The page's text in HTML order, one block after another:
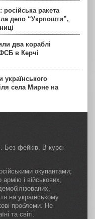
ракета
депо “Укрпошти”,
два кораблі
в Керчі
українського
села Мирне на
Без фейків. В курсі
окупантами;
і військових,
на українському
проблеми. Не
та світі.